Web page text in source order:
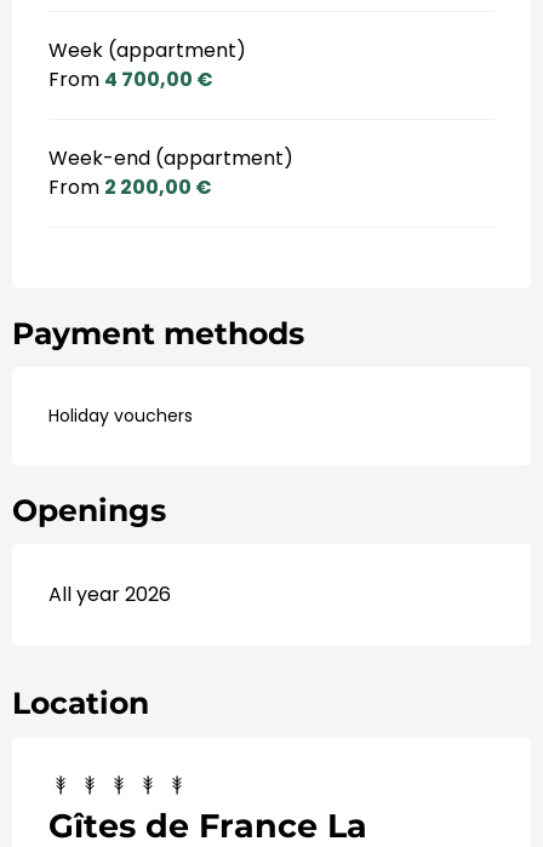
Week (appartment)
From 4 700,00 €
Week-end (appartment)
From 2 200,00 €
Payment methods
Holiday vouchers
Openings
All year 2026
Location
Gîtes de France La